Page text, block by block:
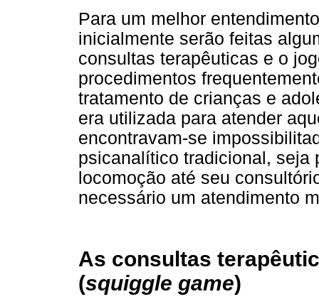
Para um melhor
inicialmente serão feitas
consultas terapêuticas e o
procedimentos
tratamento de crianças e
era utilizada para atender
encontravam-se
psicanalítico tradicional, seja
locomoção até seu
necessário um atendimento
As consultas
(squiggle game)